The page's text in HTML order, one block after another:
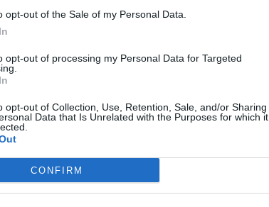
opt-out of the Sale of my Personal Data.
opt-out of processing my Personal Data for Targeted
opt-out of Collection, Use, Retention, Sale, and/or Sharing
Data that Is Unrelated with the Purposes for which it
CONFIRM
της ομάδας ΔΙΑΣ που μπήκαν
και να σταματήσει η επίθεση της κόρης
στο Αστυνομικό Τμήμα, για να καταγραφεί
και να πάρει πλέον το δρόμο της